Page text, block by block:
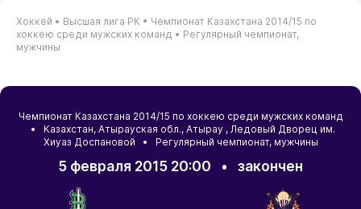
Хоккей • Высшая лига РК • Чемпионат Казахстана 2014/15 по
хоккею среди мужских команд • Регулярный чемпионат,
мужчины
Чемпионат Казахстана 2014/15 по хоккею среди мужских команд
• Казахстан, Атырауская обл., Атырау , Ледовый Дворец им.
Хиуаз Доспановой • Регулярный чемпионат, мужчины
5 февраля 2015 20:00 • закончен